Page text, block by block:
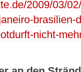
2009/03/
brasilien-
nicht-